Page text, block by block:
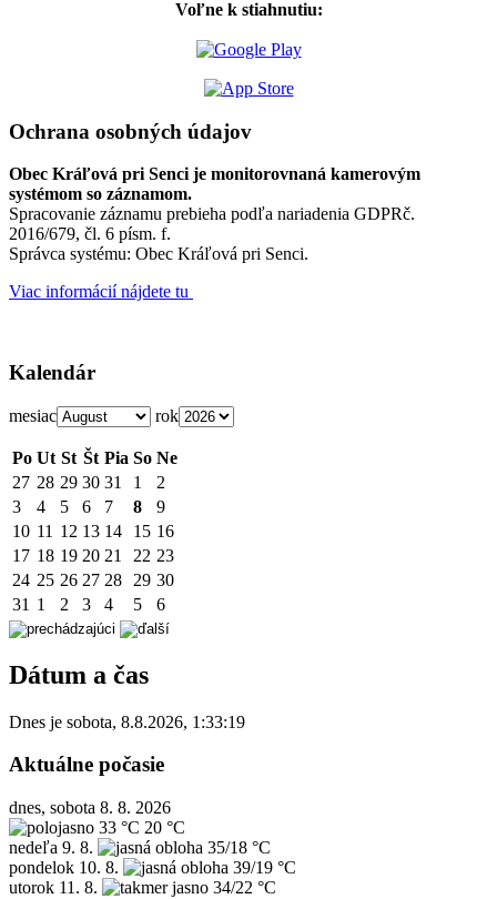
Voľne k stiahnutiu:
Ochrana osobných údajov
Obec Kráľová pri Senci je monitorovnaná kamerovým
systémom so záznamom.
Spracovanie záznamu prebieha podľa nariadenia GDPRč.
2016/679, čl. 6 písm. f.
Správca systému: Obec Kráľová pri Senci.
Viac informácií nájdete tu
Kalendár
mesiac rok
Po Ut St Št Pia So Ne
27 28 29 30 31 1
2
3
4 5 6 7 8
9
10 11 12 13 14 15 16
17 18 19 20 21 22 23
24 25 26 27 28 29 30
31 1 2 3 4 5 6
Dátum a čas
Dnes je sobota, 8.8.2026, 1:33:19
Aktuálne počasie
dnes, sobota 8. 8. 2026
33 °C 20 °C
nedeľa 9. 8.
35/18 °C
pondelok 10. 8.
39/19 °C
utorok 11. 8. 34/22 °C